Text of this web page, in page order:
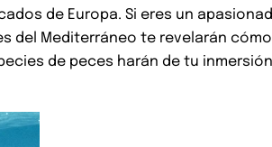
de Europa. Si eres un
del Mediterráneo te revelarán
de peces harán de tu